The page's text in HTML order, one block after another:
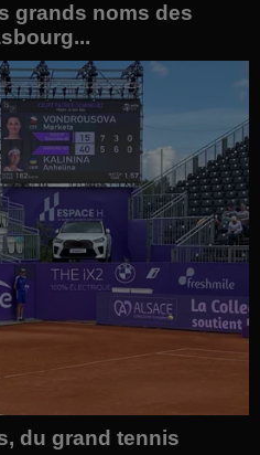
grands noms des
du grand tennis